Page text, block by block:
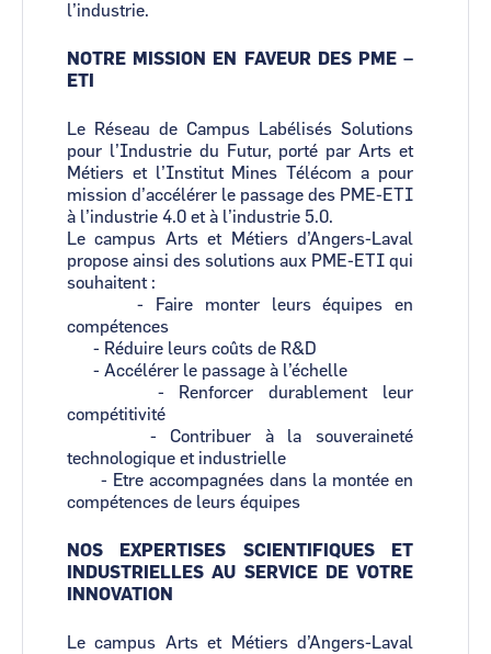
l’industrie.
NOTRE MISSION EN FAVEUR DES PME –
ETI
Le Réseau de Campus Labélisés Solutions
pour l’Industrie du Futur, porté par Arts et
Métiers et l’Institut Mines Télécom a pour
mission d’accélérer le passage des PME-ETI
à l’industrie 4.0 et à l’industrie 5.0.
Le campus Arts et Métiers d’Angers-Laval
propose ainsi des solutions aux PME-ETI qui
souhaitent :
- Faire monter leurs équipes en
compétences
- Réduire leurs coûts de R&D
- Accélérer le passage à l’échelle
- Renforcer durablement leur
compétitivité
- Contribuer à la souveraineté
technologique et industrielle
- Etre accompagnées dans la montée en
compétences de leurs équipes
NOS EXPERTISES SCIENTIFIQUES ET
INDUSTRIELLES AU SERVICE DE VOTRE
INNOVATION
Le campus Arts et Métiers d’Angers-Laval